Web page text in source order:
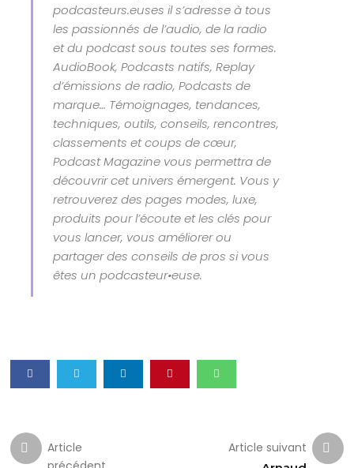
podcasteurs.euses il s’adresse à tous
les passionnés de l’audio, de la radio
et du podcast sous toutes ses formes.
AudioBook, Podcasts natifs, Replay
d’émissions de radio, Podcasts de
marque… Témoignages, tendances,
techniques, outils, conseils, rencontres,
classements et coups de cœur,
Podcast Magazine vous permettra de
découvrir cet univers émergent. Vous y
retrouverez des pages modes, luxe,
produits pour l’écoute et les clés pour
vous lancer, vous améliorer ou
partager des conseils de pros si vous
êtes un podcasteur•euse.
Article
Article suivant